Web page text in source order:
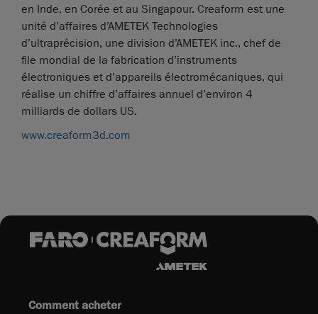
en Inde, en Corée et au Singapour. Creaform est une
unité d’affaires d’AMETEK Technologies
d’ultraprécision, une division d’AMETEK inc., chef de
file mondial de la fabrication d’instruments
électroniques et d’appareils électromécaniques, qui
réalise un chiffre d’affaires annuel d’environ 4
milliards de dollars US.
www.creaform3d.com
Comment acheter